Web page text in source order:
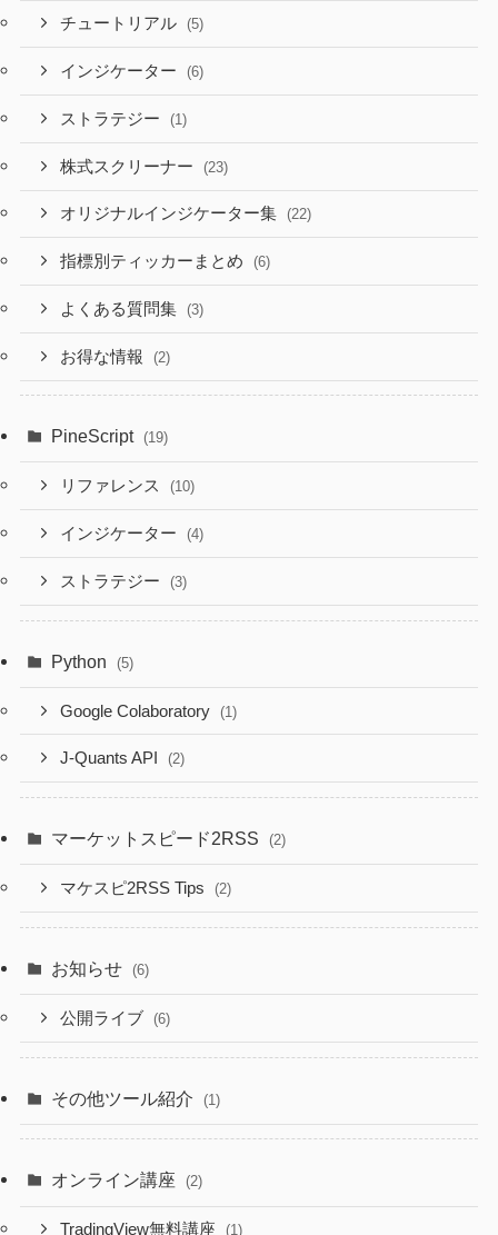
チュートリアル (5)
インジケーター (6)
ストラテジー (1)
株式スクリーナー (23)
オリジナルインジケーター集 (22)
指標別ティッカーまとめ (6)
よくある質問集 (3)
お得な情報 (2)
PineScript (19)
リファレンス (10)
インジケーター (4)
ストラテジー (3)
Python (5)
Google Colaboratory (1)
J-Quants API (2)
マーケットスピード2RSS (2)
マケスピ2RSS Tips (2)
お知らせ (6)
公開ライブ (6)
その他ツール紹介 (1)
オンライン講座 (2)
TradingView無料講座 (1)